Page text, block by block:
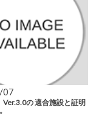
07
の 適合施設と証明